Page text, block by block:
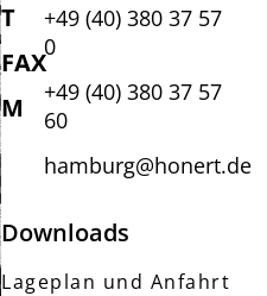
T
FAX
M
+49 (40) 380 37 57
0
+49 (40) 380 37 57
60
hamburg@honert.de
Downloads
Lageplan und Anfahrt